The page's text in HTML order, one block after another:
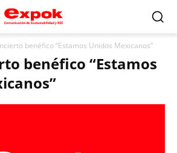
benéfico “Estamos Unidos Mexicanos”
benéfico “Estamos